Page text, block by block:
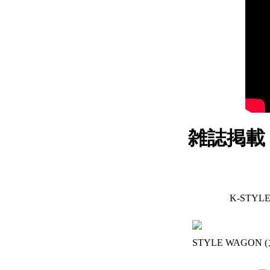
雑誌掲載
K-
STYLE WAGON